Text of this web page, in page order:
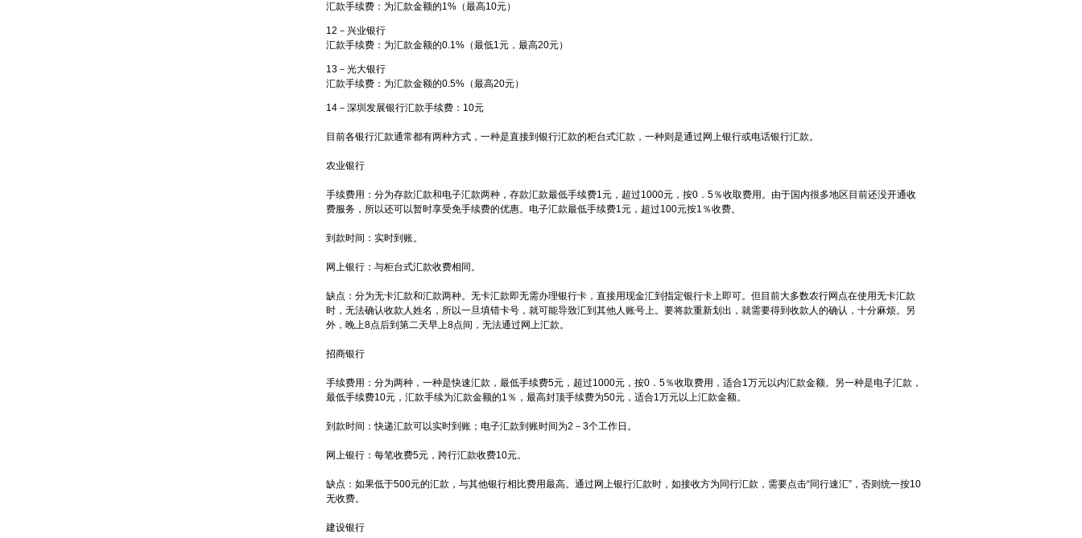
汇款手续费：为汇款金额的1%（最高10元）
12－兴业银行
汇款手续费：为汇款金额的0.1%（最低1元，最高20元）
13－光大银行
汇款手续费：为汇款金额的0.5%（最高20元）
14－深圳发展银行汇款手续费：10元
目前各银行汇款通常都有两种方式，一种是直接到银行汇款的柜台式汇款，一种则是通过网上银行或电话银行汇款。
农业银行
手续费用：分为存款汇款和电子汇款两种，存款汇款最低手续费1元，超过1000元，按0．5％收取费用。由于国内很多地区目前还没开通收
费服务，所以还可以暂时享受免手续费的优惠。电子汇款最低手续费1元，超过100元按1％收费。
到款时间：实时到账。
网上银行：与柜台式汇款收费相同。
缺点：分为无卡汇款和汇款两种。无卡汇款即无需办理银行卡，直接用现金汇到指定银行卡上即可。但目前大多数农行网点在使用无卡汇款
时，无法确认收款人姓名，所以一旦填错卡号，就可能导致汇到其他人账号上。要将款重新划出，就需要得到收款人的确认，十分麻烦。另
外，晚上8点后到第二天早上8点间，无法通过网上汇款。
招商银行
手续费用：分为两种，一种是快速汇款，最低手续费5元，超过1000元，按0．5％收取费用，适合1万元以内汇款金额。另一种是电子汇款，
最低手续费10元，汇款手续为汇款金额的1％，最高封顶手续费为50元，适合1万元以上汇款金额。
到款时间：快递汇款可以实时到账；电子汇款到账时间为2－3个工作日。
网上银行：每笔收费5元，跨行汇款收费10元。
缺点：如果低于500元的汇款，与其他银行相比费用最高。通过网上银行汇款时，如接收方为同行汇款，需要点击“同行速汇”，否则统一按10
无收费。
建设银行